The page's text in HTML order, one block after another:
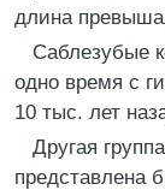
длина
Саблезубые
одно время с
10 тыс. лет
Другая
представлена